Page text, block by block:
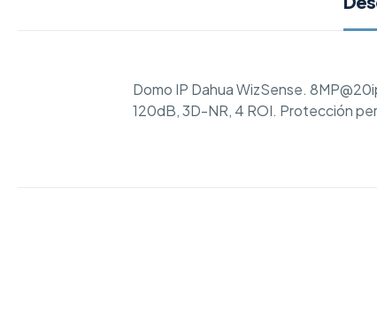
Domo IP Dahua WizSense.
120dB, 3D-NR, 4 ROI. Protección